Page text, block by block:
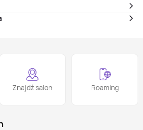
Znajdź salon Roaming